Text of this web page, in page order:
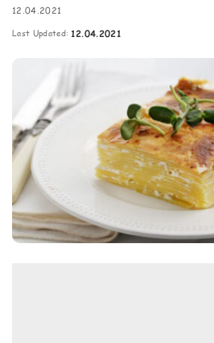
12.04.2021
Last Updated: 12.04.2021